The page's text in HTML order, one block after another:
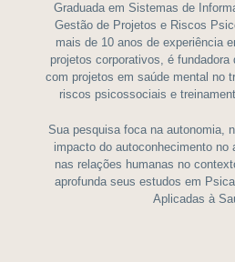
Graduada em Sistemas de
Gestão de Projetos e Riscos
mais de 10 anos de experiência
projetos corporativos, é
com projetos em saúde mental no
riscos psicossociais e
Sua pesquisa foca na autonomia,
impacto do autoconhecimento no
nas relações humanas no
aprofunda seus estudos em
Aplicadas à